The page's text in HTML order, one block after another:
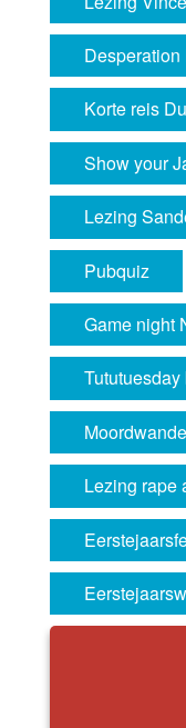
Korte reis
Show your
Lezing
Pubquiz
Game night
Tututuesday
Lezing rape